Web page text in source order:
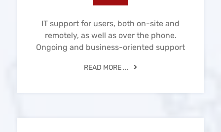
IT support for users, both on-site and
remotely, as well as over the phone.
Ongoing and business-oriented support
READ MORE ...